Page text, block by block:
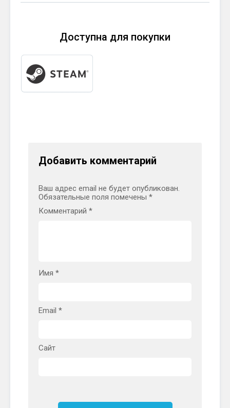
Доступна для покупки
Добавить комментарий
Ваш адрес email не будет опубликован.
Обязательные поля помечены *
Комментарий *
Имя *
Email *
Сайт